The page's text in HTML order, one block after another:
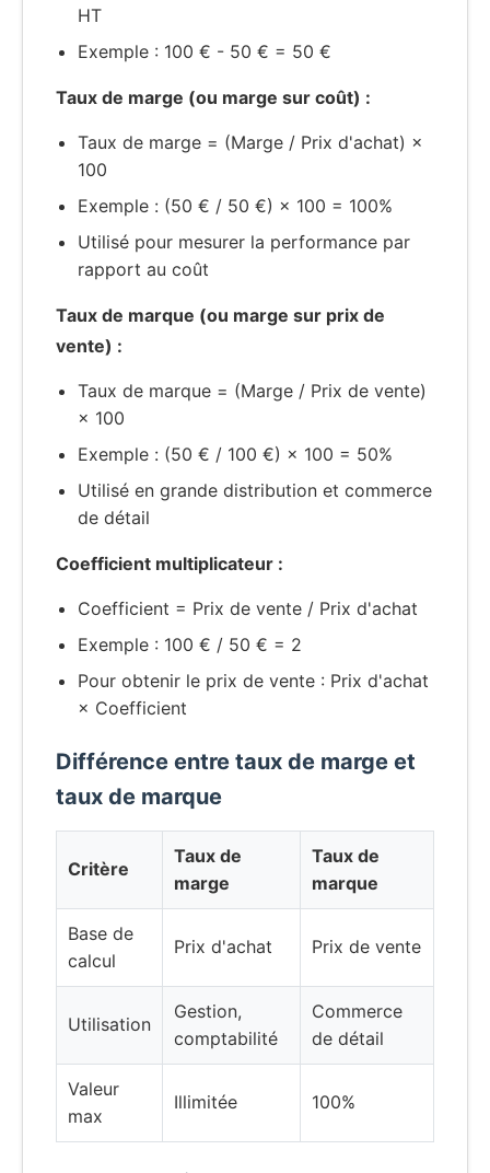
HT
Exemple : 100 € - 50 € = 50 €
Taux de marge (ou marge sur coût) :
Taux de marge = (Marge / Prix d'achat) ×
100
Exemple : (50 € / 50 €) × 100 = 100%
Utilisé pour mesurer la performance par
rapport au coût
Taux de marque (ou marge sur prix de
vente) :
Taux de marque = (Marge / Prix de vente)
× 100
Exemple : (50 € / 100 €) × 100 = 50%
Utilisé en grande distribution et commerce
de détail
Coefficient multiplicateur :
Coefficient = Prix de vente / Prix d'achat
Exemple : 100 € / 50 € = 2
Pour obtenir le prix de vente : Prix d'achat
× Coefficient
Différence entre taux de marge et
taux de marque
Critère
Taux de
marge
Taux de
marque
Base de
calcul
Prix d'achat Prix de vente
Utilisation
Gestion,
comptabilité
Commerce
de détail
Valeur
max
Illimitée 100%